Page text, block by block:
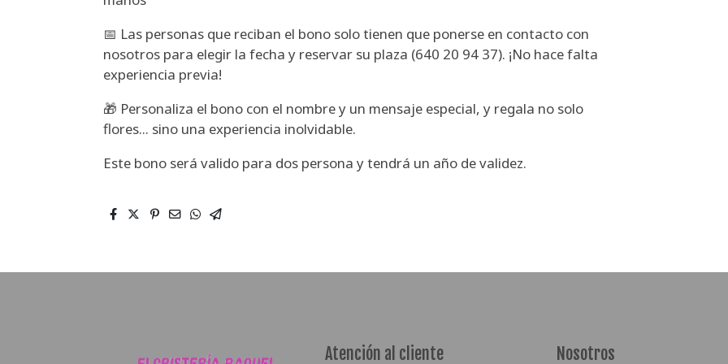
📅 Las personas que reciban el bono solo tienen que ponerse en contacto con
nosotros para elegir la fecha y reservar su plaza (640 20 94 37). ¡No hace falta
experiencia previa!
🎁 Personaliza el bono con el nombre y un mensaje especial, y regala no solo
flores... sino una experiencia inolvidable.
Este bono será valido para dos persona y tendrá un año de validez.
Atención al cliente Nosotros